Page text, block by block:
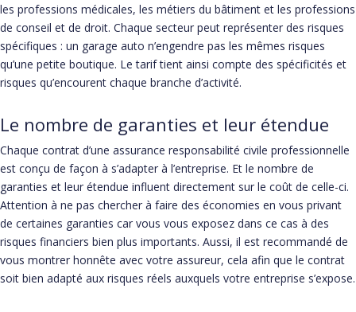
les professions médicales, les métiers du bâtiment et les professions
de conseil et de droit. Chaque secteur peut représenter des risques
spécifiques : un garage auto n’engendre pas les mêmes risques
qu’une petite boutique. Le tarif tient ainsi compte des spécificités et
risques qu’encourent chaque branche d’activité.
Le nombre de garanties et leur étendue
Chaque contrat d’une assurance responsabilité civile professionnelle
est conçu de façon à s’adapter à l’entreprise. Et le nombre de
garanties et leur étendue influent directement sur le coût de celle-ci.
Attention à ne pas chercher à faire des économies en vous privant
de certaines garanties car vous vous exposez dans ce cas à des
risques financiers bien plus importants. Aussi, il est recommandé de
vous montrer honnête avec votre assureur, cela afin que le contrat
soit bien adapté aux risques réels auxquels votre entreprise s’expose.